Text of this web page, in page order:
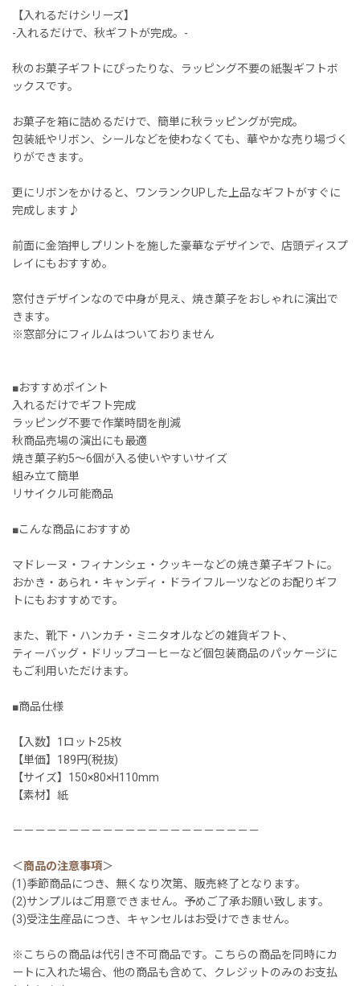
【入れるだけシリーズ】
-入れるだけで、秋ギフトが完成。-
秋のお菓子ギフトにぴったりな、ラッピング不要の紙製ギフトボ
ックスです。
お菓子を箱に詰めるだけで、簡単に秋ラッピングが完成。
包装紙やリボン、シールなどを使わなくても、華やかな売り場づく
りができます。
更にリボンをかけると、ワンランクUPした上品なギフトがすぐに
完成します♪
前面に金箔押しプリントを施した豪華なデザインで、店頭ディスプ
レイにもおすすめ。
窓付きデザインなので中身が見え、焼き菓子をおしゃれに演出で
きます。
※窓部分にフィルムはついておりません
■おすすめポイント
入れるだけでギフト完成
ラッピング不要で作業時間を削減
秋商品売場の演出にも最適
焼き菓子約5〜6個が入る使いやすいサイズ
組み立て簡単
リサイクル可能商品
■こんな商品におすすめ
マドレーヌ・フィナンシェ・クッキーなどの焼き菓子ギフトに。
おかき・あられ・キャンディ・ドライフルーツなどのお配りギフ
トにもおすすめです。
また、靴下・ハンカチ・ミニタオルなどの雑貨ギフト、
ティーバッグ・ドリップコーヒーなど個包装商品のパッケージに
もご利用いただけます。
■商品仕様
【入数】1ロット25枚
【単価】189円(税抜)
【サイズ】150×80×H110mm
【素材】紙
－－－－－－－－－－－－－－－－－－－－－－
＜商品の注意事項＞
(1)季節商品につき、無くなり次第、販売終了となります。
(2)サンプルはご用意できません。予めご了承お願い致します。
(3)受注生産品につき、キャンセルはお受けできません。
※こちらの商品は代引き不可商品です。こちらの商品を同時にカ
ートに入れた場合、他の商品も含めて、クレジットのみのお支払